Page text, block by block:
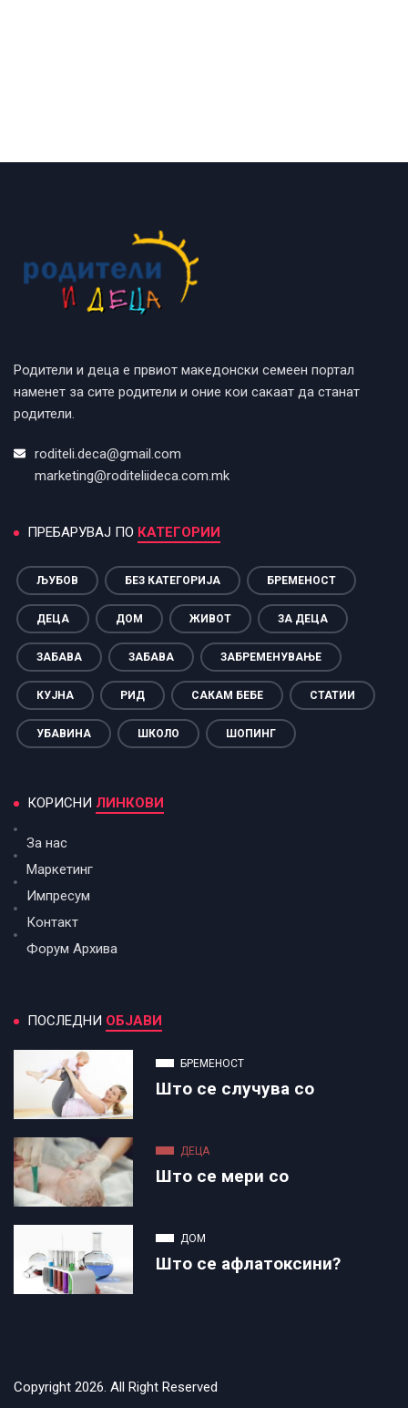
Родители и деца е првиот македонски семеен портал
наменет за сите родители и оние кои сакаат да станат
родители.
roditeli.deca@gmail.com
marketing@roditeliideca.com.mk
ПРЕБАРУВАЈ ПО КАТЕГОРИИ
ЉУБОВ БЕЗ КАТЕГОРИЈА БРЕМЕНОСТ
ДЕЦА ДОМ ЖИВОТ ЗА ДЕЦА
ЗАБАВА ЗАБАВА ЗАБРЕМЕНУВАЊЕ
КУЈНА РИД САКАМ БЕБЕ СТАТИИ
УБАВИНА ШКОЛО ШОПИНГ
КОРИСНИ ЛИНКОВИ
За нас
Маркетинг
Импресум
Контакт
Форум Архива
ПОСЛЕДНИ ОБЈАВИ
БРЕМЕНОСТ
Што се случува со
ДЕЦА
Што се мери со
ДОМ
Што се афлатоксини?
Copyright 2026. All Right Reserved